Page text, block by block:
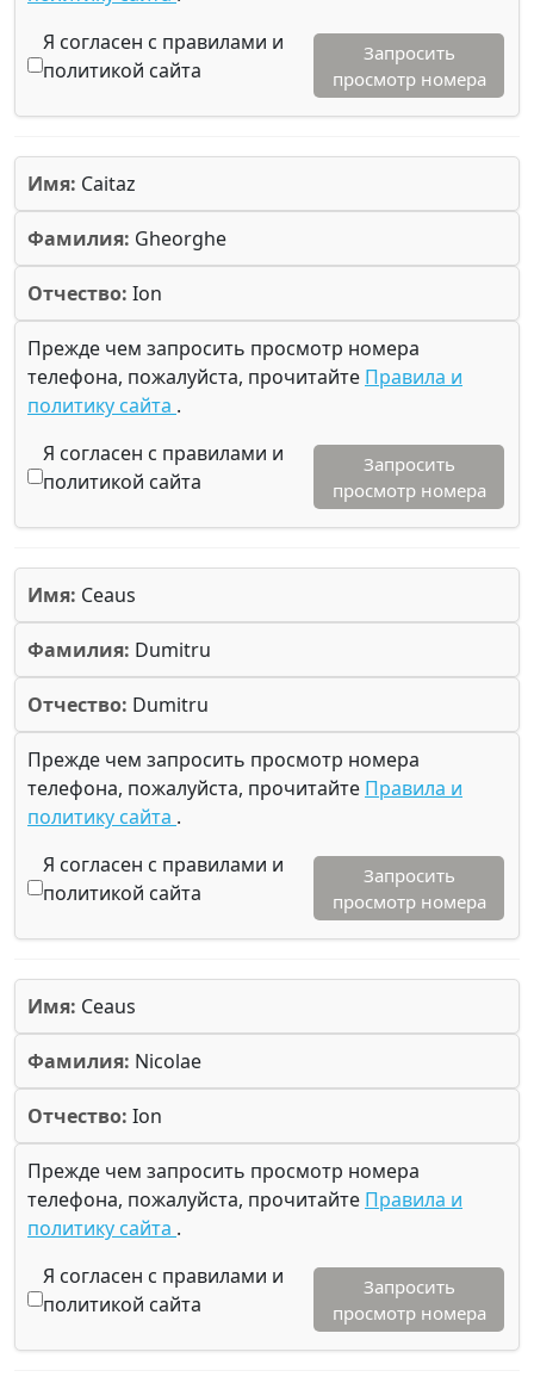
Я согласен с правилами и
политикой сайта
Запросить
просмотр номера
Имя: Caitaz
Фамилия: Gheorghe
Отчество: Ion
Прежде чем запросить просмотр номера
телефона, пожалуйста, прочитайте Правила и
политику сайта .
Я согласен с правилами и
политикой сайта
Запросить
просмотр номера
Имя: Ceaus
Фамилия: Dumitru
Отчество: Dumitru
Прежде чем запросить просмотр номера
телефона, пожалуйста, прочитайте Правила и
политику сайта .
Я согласен с правилами и
политикой сайта
Запросить
просмотр номера
Имя: Ceaus
Фамилия: Nicolae
Отчество: Ion
Прежде чем запросить просмотр номера
телефона, пожалуйста, прочитайте Правила и
политику сайта .
Я согласен с правилами и
политикой сайта
Запросить
просмотр номера